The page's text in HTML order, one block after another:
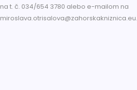
na t. č. 034/654 3780 alebo e-mailom na
miroslava.otrisalova@zahorskakniznica.eu.